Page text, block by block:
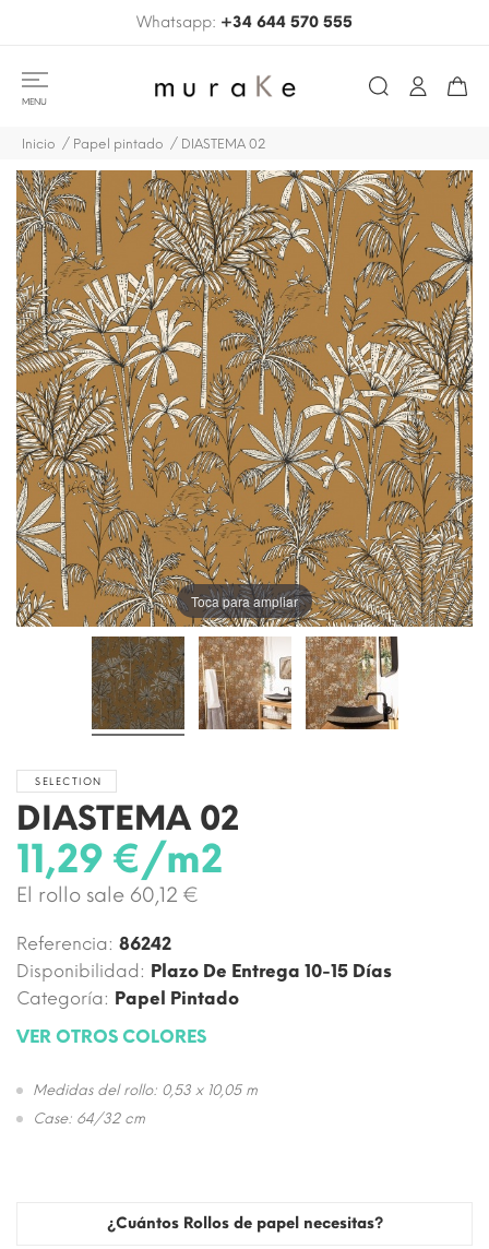
Whatsapp: +34 644 570 555
MENU
Inicio Papel pintado DIASTEMA 02
Toca para ampliar
SELECTION
DIASTEMA 02
11,29 €/m2
El rollo sale 60,12 €
Referencia: 86242
Disponibilidad: Plazo De Entrega 10-15 Días
Categoría: Papel Pintado
VER OTROS COLORES
Medidas del rollo: 0,53 x 10,05 m
Case: 64/32 cm
¿Cuántos Rollos de papel necesitas?